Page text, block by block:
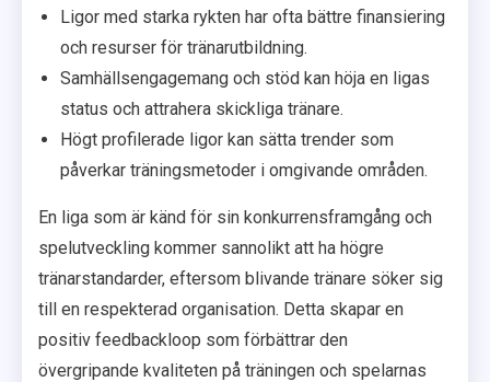
Ligor med starka rykten har ofta bättre finansiering
och resurser för tränarutbildning.
Samhällsengagemang och stöd kan höja en ligas
status och attrahera skickliga tränare.
Högt profilerade ligor kan sätta trender som
påverkar träningsmetoder i omgivande områden.
En liga som är känd för sin konkurrensframgång och
spelutveckling kommer sannolikt att ha högre
tränarstandarder, eftersom blivande tränare söker sig
till en respekterad organisation. Detta skapar en
positiv feedbackloop som förbättrar den
övergripande kvaliteten på träningen och spelarnas